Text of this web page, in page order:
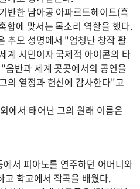
반한 남아공 아파르트헤이트(흑
함에 맞서는 목소리 역할을 했다.
추모 성명에서 "엄청난 창작 활
계 시민이자 국제적 아이콘의 타
반과 세계 곳곳에서의 공연을
의 열정과 헌신에 감사한다"고
에서 태어난 그의 원래 이름은
서 피아노를 연주하던 어머니와
고 학교에서 작곡을 배웠다.